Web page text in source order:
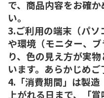
で、商品内容をお確
い。
3.ご利用の端末（パソ
や環境（モニター、
り、色の見え方が実
います。あらかじめご
4.「消費期間」は製
上がれる日まで、「賞